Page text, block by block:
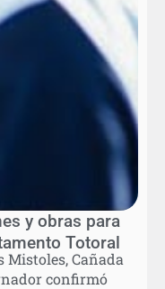
y obras para
Totoral
Mistoles, Cañada
confirmó